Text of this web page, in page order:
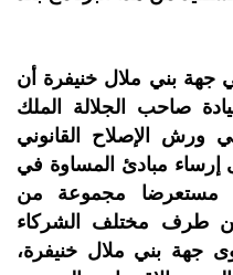
جهة بني ملال خنيفرة أن
صاحب الجلالة الملك
ورش الإصلاح القانوني
مبادئ المساوة في
مستعرضا مجموعة من
من طرف مختلف الشركاء
جهة بني ملال خنيفرة،